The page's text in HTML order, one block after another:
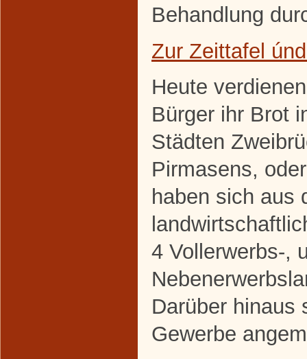
Behandlung
Zur Zeittafel
Heute
Bürger ihr Brot
Städten
Pirmasens,
haben sich aus
4 Vollerwerbs-,
Darüber hinaus
Gewerbe